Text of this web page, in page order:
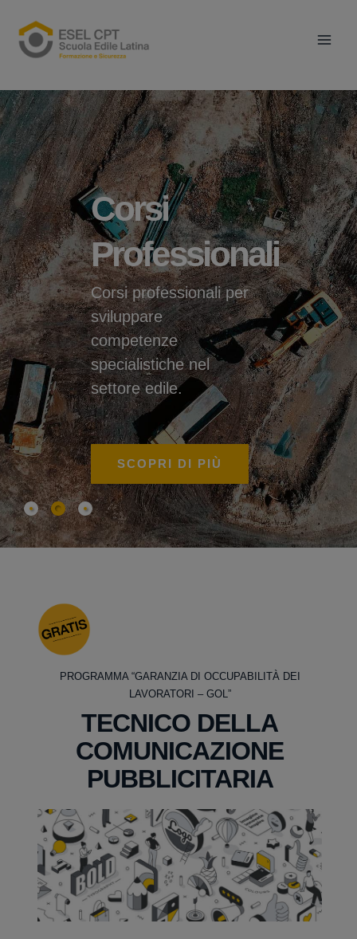
contenuto
Corsi
Professionali
Corsi professionali per
sviluppare
competenze
specialistiche nel
settore edile.
SCOPRI DI PIÙ
PROGRAMMA “GARANZIA DI OCCUPABILITÀ DEI
LAVORATORI – GOL”
TECNICO DELLA
COMUNICAZIONE
PUBBLICITARIA